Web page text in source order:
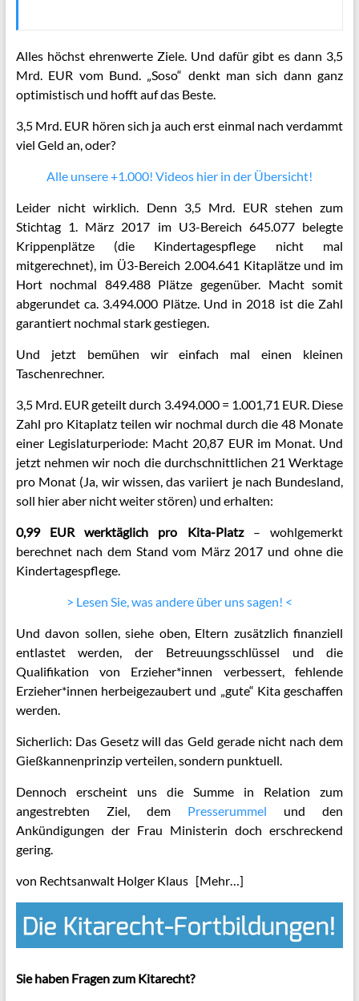
Alles höchst ehrenwerte Ziele. Und dafür gibt es dann 3,5
Mrd. EUR vom Bund. „Soso“ denkt man sich dann ganz
optimistisch und hofft auf das Beste.
3,5 Mrd. EUR hören sich ja auch erst einmal nach verdammt
viel Geld an, oder?
Alle unsere +1.000! Videos hier in der Übersicht!
Leider nicht wirklich. Denn 3,5 Mrd. EUR stehen zum
Stichtag 1. März 2017 im U3-Bereich 645.077 belegte
Krippenplätze (die Kindertagespflege nicht mal
mitgerechnet), im Ü3-Bereich 2.004.641 Kitaplätze und im
Hort nochmal 849.488 Plätze gegenüber. Macht somit
abgerundet ca. 3.494.000 Plätze. Und in 2018 ist die Zahl
garantiert nochmal stark gestiegen.
Und jetzt bemühen wir einfach mal einen kleinen
Taschenrechner.
3,5 Mrd. EUR geteilt durch 3.494.000 = 1.001,71 EUR. Diese
Zahl pro Kitaplatz teilen wir nochmal durch die 48 Monate
einer Legislaturperiode: Macht 20,87 EUR im Monat. Und
jetzt nehmen wir noch die durchschnittlichen 21 Werktage
pro Monat (Ja, wir wissen, das variiert je nach Bundesland,
soll hier aber nicht weiter stören) und erhalten:
0,99 EUR werktäglich pro Kita-Platz– wohlgemerkt
berechnet nach dem Stand vom März 2017 und ohne die
Kindertagespflege.
> Lesen Sie, was andere über uns sagen! <
Und davon sollen, siehe oben, Eltern zusätzlich finanziell
entlastet werden, der Betreuungsschlüssel und die
Qualifikation von Erzieher*innen verbessert, fehlende
Erzieher*innen herbeigezaubert und „gute“ Kita geschaffen
werden.
Sicherlich: Das Gesetz will das Geld gerade nicht nach dem
Gießkannenprinzip verteilen, sondern punktuell.
Dennoch erscheint uns die Summe in Relation zum
angestrebten Ziel, dem Presserummel und den
Ankündigungen der Frau Ministerin doch erschreckend
gering.
von Rechtsanwalt Holger Klaus [Mehr…]
Sie haben Fragen zum Kitarecht?